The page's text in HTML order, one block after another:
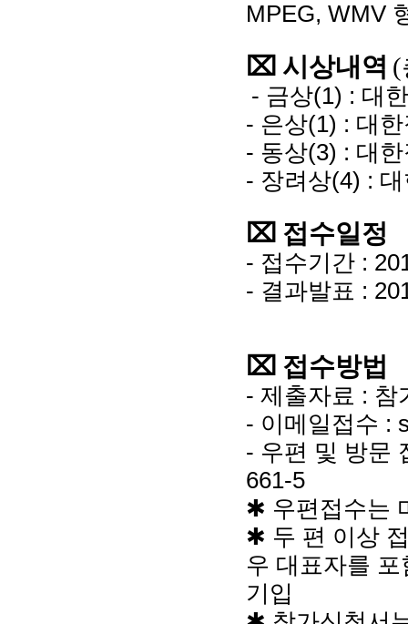
MPEG, WMV
⌧ 시상내역 (
- 금상(1) : 대
- 은상(1) : 대
- 동상(3) : 대
- 장려상(4) :
⌧ 접수일정
- 접수기간 :
- 결과발표 :
⌧ 접수방법
- 제출자료 : 참
- 이메일접수 :
- 우편 및 방문
661-5
✱ 우편접수는
✱ 두 편 이상
우 대표자를
기입